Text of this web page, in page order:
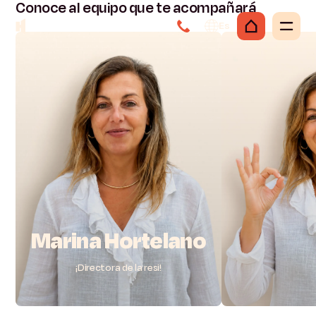
Es
Conocealequipoqueteacompañará
MarinaHortelano
¡Directora de la resi!